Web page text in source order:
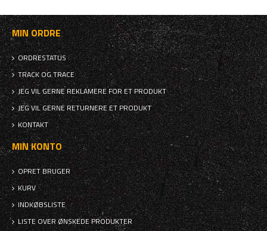
MIN ORDRE
ORDRESTATUS
TRACK OG TRACE
JEG VIL GERNE REKLAMERE FOR ET PRODUKT
JEG VIL GERNE RETURNERE ET PRODUKT
KONTAKT
MIN KONTO
OPRET BRUGER
KURV
INDKØBSLISTE
LISTE OVER ØNSKEDE PRODUKTER